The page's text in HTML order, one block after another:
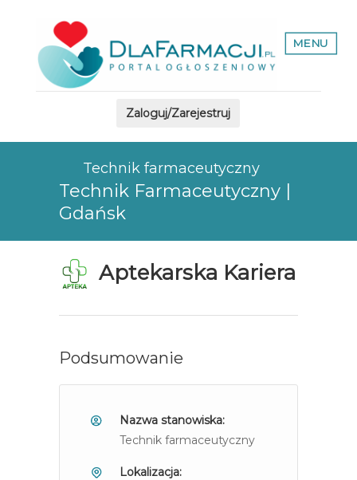
MENU
Zaloguj/Zarejestruj
Technik farmaceutyczny
Technik Farmaceutyczny |
Gdańsk
Aptekarska Kariera
Podsumowanie
Nazwa stanowiska:
Technik farmaceutyczny
Lokalizacja: